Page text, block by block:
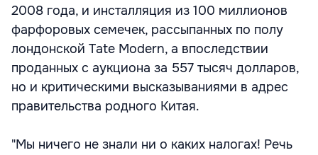
2008 года, и инсталляция из 100 миллионов
фарфоровых семечек, рассыпанных по полу
лондонской Тate Modern, а впоследствии
проданных с аукциона за 557 тысяч долларов,
но и критическими высказываниями в адрес
правительства родного Китая.
"Мы ничего не знали ни о каких налогах! Речь